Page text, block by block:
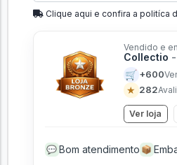
Clique aqui e confira a politíca
Vendido e
Collectio
🛒 +600
★ 282
Ver loja
💬 Bom atendimento 📦